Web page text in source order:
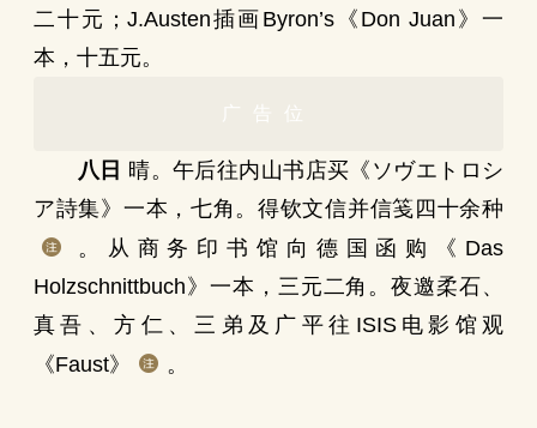
二十元；J.Austen插画Byron’s《Don Juan》一
本，十五元。
广告位
八日 晴。午后往内山书店买《ソヴエトロシ
ア詩集》一本，七角。得钦文信并信笺四十余种
。从商务印书馆向德国函购《Das
Holzschnittbuch》一本，三元二角。夜邀柔石、
真吾、方仁、三弟及广平往ISIS电影馆观
《Faust》
。